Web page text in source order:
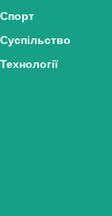
Спорт
Суспільство
Технології